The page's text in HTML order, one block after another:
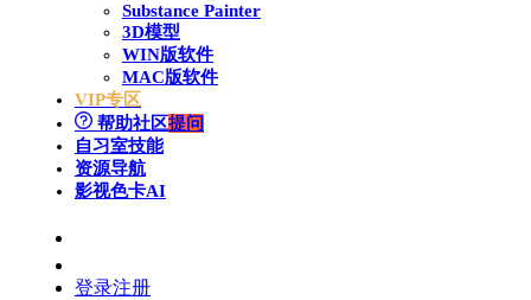
Substance Painter
3D模型
WIN版软件
MAC版软件
VIP专区
帮助社区提问
自习室技能
资源导航
影视色卡AI
登录注册